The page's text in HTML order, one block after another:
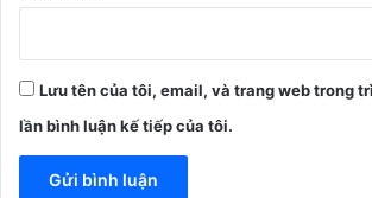
Lưu tên của tôi, email, và trang web trong
lần bình luận kế tiếp của tôi.